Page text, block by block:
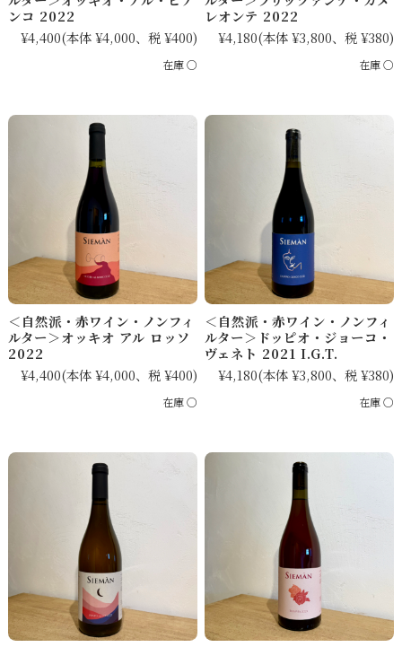
ンコ 2022
¥4,400(本体 ¥4,000、税 ¥400)
在庫 ○
レオンテ 2022
¥4,180(本体 ¥3,800、税 ¥380)
在庫 ○
＜自然派・赤ワイン・ノンフィ
ルター＞オッキオ アル ロッソ
2022
¥4,400(本体 ¥4,000、税 ¥400)
在庫 ○
＜自然派・赤ワイン・ノンフィ
ルター＞ドッピオ・ジョーコ・
ヴェネト 2021 I.G.T.
¥4,180(本体 ¥3,800、税 ¥380)
在庫 ○